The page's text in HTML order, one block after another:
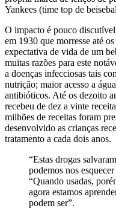
Yankees (time top de
O impacto é pouco
em 1930 que morresse até
expectativa de vida de um
muitas razões para este
a doenças infecciosas tais
nutrição; maior acesso a
antibióticos. Até os dezoito
recebeu de dez a vinte
milhões de receitas foram
desenvolvido as crianças
tratamento a cada dois anos.
“Estas drogas
podemos nos
“Quando usadas,
agora estamos
podem ser”.